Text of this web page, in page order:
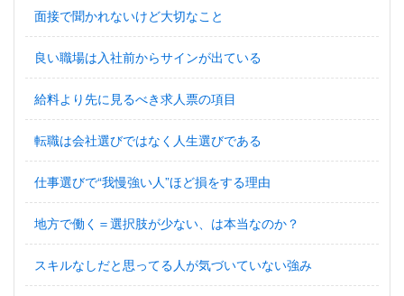
面接で聞かれないけど大切なこと
良い職場は入社前からサインが出ている
給料より先に見るべき求人票の項目
転職は会社選びではなく人生選びである
仕事選びで“我慢強い人”ほど損をする理由
地方で働く＝選択肢が少ない、は本当なのか？
スキルなしだと思ってる人が気づいていない強み